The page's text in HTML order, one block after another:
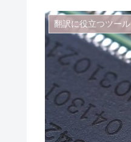
翻訳に役立つツール